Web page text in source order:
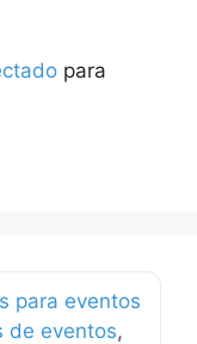
para
para eventos
de eventos,